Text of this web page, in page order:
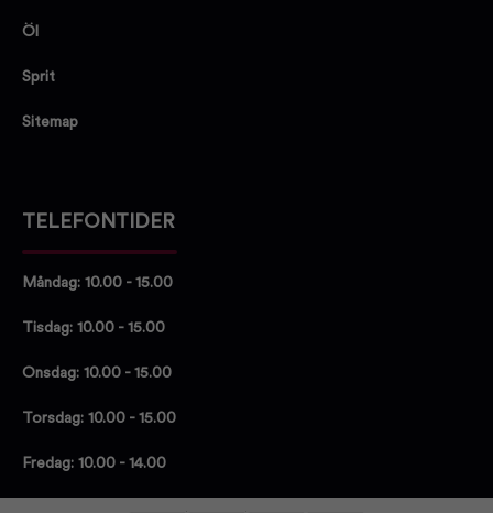
Öl
Sprit
Sitemap
TELEFONTIDER
Måndag: 10.00 - 15.00
Tisdag: 10.00 - 15.00
Onsdag: 10.00 - 15.00
Torsdag: 10.00 - 15.00
Fredag: 10.00 - 14.00